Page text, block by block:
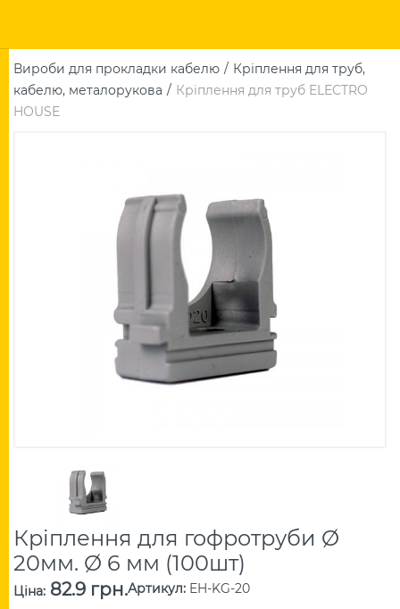
Вироби для прокладки кабелю
Кріплення для труб,
кабелю, металорукова
Кріплення для труб ELECTRO
HOUSE
Кріплення для гофротруби Ø
20мм. Ø 6 мм (100шт)
Ціна: 82.9 грн.Артикул: EH-KG-20